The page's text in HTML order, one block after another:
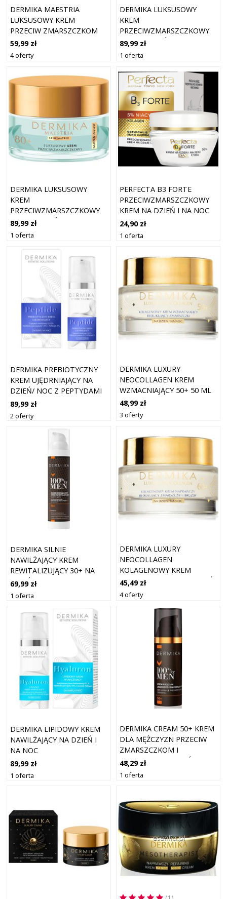
DERMIKA MAESTRIA
LUKSUSOWY KREM
PRZECIW ZMARSZCZKOM
60+ 50 ML
59,99 zł
4 oferty
DERMIKA LUKSUSOWY
KREM
PRZECIWZMARSZCZKOWY
70+ NA DZIEŃ I NA NOC
89,99 zł
1 oferta
DERMIKA LUKSUSOWY
KREM
PRZECIWZMARSZCZKOWY
80+ NA DZIEŃ I NA NOC
89,99 zł
1 oferta
PERFECTA B3 FORTE
PRZECIWZMARSZCZKOWY
KREM NA DZIEŃ I NA NOC
50+ Z 5% NIACYNAMIDEM
24,90 zł
1 oferta
DERMIKA PREBIOTYCZNY
KREM UJĘDRNIAJĄCY NA
DZIEŃ/ NOC Z PEPTYDAMI
89,99 zł
2 oferty
DERMIKA LUXURY
NEOCOLLAGEN KREM
WZMACNIAJĄCY 50+ 50 ML
48,99 zł
3 oferty
DERMIKA SILNIE
NAWILŻAJĄCY KREM
REWITALIZUJĄCY 30+ NA
DZIEŃ I NA NOC
69,99 zł
1 oferta
DERMIKA LUXURY
NEOCOLLAGEN
KOLAGENOWY KREM
NAPRAWCZY 60+ NA DZIEŃ
I NOC 50 ML
45,49 zł
4 oferty
DERMIKA LIPIDOWY KREM
NAWILŻAJĄCY NA DZIEŃ I
NA NOC
89,99 zł
1 oferta
DERMIKA CREAM 50+ KREM
DLA MĘŻCZYZN PRZECIW
ZMARSZCZKOM I
BRUZDOM NA DZIEŃ I NA
NOC 50ML
48,29 zł
1 oferta